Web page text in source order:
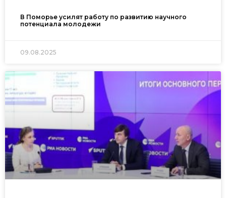
В Поморье усилят работу по развитию научного
потенциала молодежи
09.08.2025